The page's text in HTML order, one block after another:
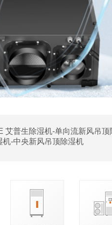
艾普生除湿机-单向流新风吊顶
机-中央新风吊顶除湿机